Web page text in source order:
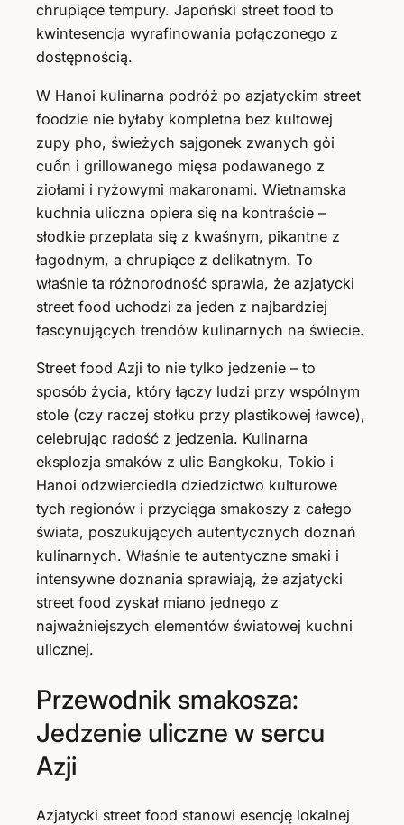
chrupiące tempury. Japoński street food to
kwintesencja wyrafinowania połączonego z
dostępnością.
W Hanoi kulinarna podróż po azjatyckim street
foodzie nie byłaby kompletna bez kultowej
zupy pho, świeżych sajgonek zwanych gỏi
cuốn i grillowanego mięsa podawanego z
ziołami i ryżowymi makaronami. Wietnamska
kuchnia uliczna opiera się na kontraście –
słodkie przeplata się z kwaśnym, pikantne z
łagodnym, a chrupiące z delikatnym. To
właśnie ta różnorodność sprawia, że azjatycki
street food uchodzi za jeden z najbardziej
fascynujących trendów kulinarnych na świecie.
Street food Azji to nie tylko jedzenie – to
sposób życia, który łączy ludzi przy wspólnym
stole (czy raczej stołku przy plastikowej ławce),
celebrując radość z jedzenia. Kulinarna
eksplozja smaków z ulic Bangkoku, Tokio i
Hanoi odzwierciedla dziedzictwo kulturowe
tych regionów i przyciąga smakoszy z całego
świata, poszukujących autentycznych doznań
kulinarnych. Właśnie te autentyczne smaki i
intensywne doznania sprawiają, że azjatycki
street food zyskał miano jednego z
najważniejszych elementów światowej kuchni
ulicznej.
Przewodnik smakosza:
Jedzenie uliczne w sercu
Azji
Azjatycki street food stanowi esencję lokalnej